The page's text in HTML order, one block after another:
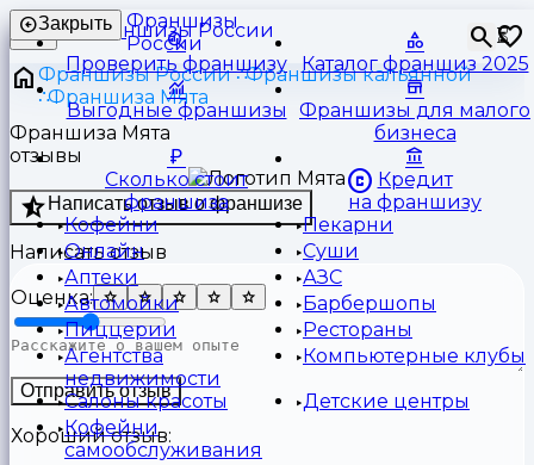
Франшизы
России
⏳
Закрыть
Проверить франшизу Каталог франшиз 2025
Выгодные франшизы
Франшизы для малого
бизнеса
Сколько стоит
франшиза
Кредит
на франшизу
Кофейни
Пекарни
Онлайн
Суши
Аптеки
АЗС
Автомойки
Барбершопы
Пиццерии
Рестораны
Агентства
недвижимости
Компьютерные клубы
Салоны красоты
Детские центры
Кофейни
самообслуживания
Франшизы России
Франшизы кальянной
Франшиза Мята
Франшиза Мята
отзывы
Написать отзыв о франшизе
Написать отзыв
Оценка:
Отправить отзыв
Хороший отзыв: